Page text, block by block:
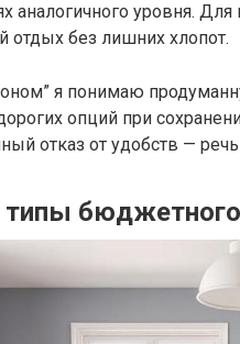
аналогичного уровня.
отдых без лишних хлопот.
я понимаю
опций при
отказ от удобств —